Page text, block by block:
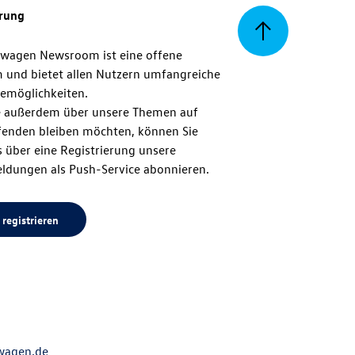
Zurück
Newsroom ist eine offene
bietet allen Nutzern umfangreiche
außerdem über unsere Themen auf
bleiben möchten, können Sie
über eine Registrierung unsere
als Push-Service abonnieren.
registrieren